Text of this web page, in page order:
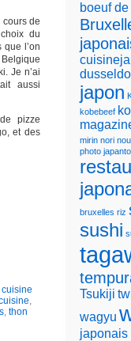
cours de
du
l’on
Je n’ai
aussi
pizze
et des
cuisine
,
, thon
boeuf
japon
kobebeef
mirin nori
photo
bruxelles riz
sushi
Tsukiji
wagyu
japonais